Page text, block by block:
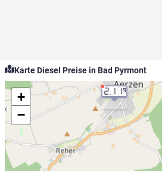
Karte Diesel Preise in Bad Pyrmont
2.119
+
−